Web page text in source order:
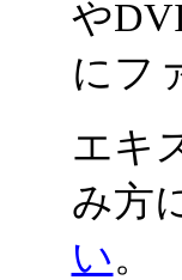
や
にフ
エキ
み方
い。